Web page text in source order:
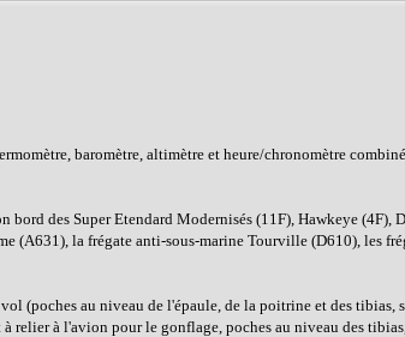
baromètre, altimètre et heure/chronomètre
des Super Etendard Modernisés (11F), Hawkeye (4F),
(A631), la frégate anti-sous-marine Tourville (D610), les
(poches au niveau de l'épaule, de la poitrine et des tibias,
relier à l'avion pour le gonflage, poches au niveau des